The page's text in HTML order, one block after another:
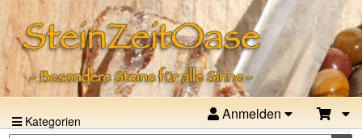
Kategorien Anmelden